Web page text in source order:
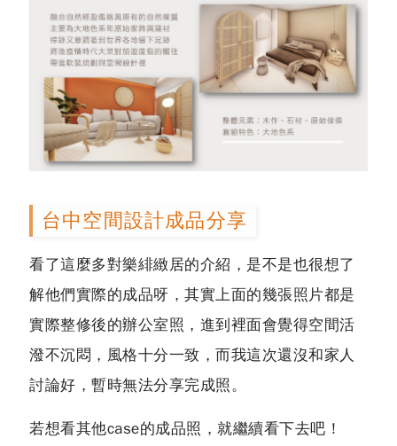
台中空間設計成品分享
看了這麼多對樂緋緻居的介紹，是不是也很想了
解他們實際的成品呀，其實上面的幾張照片都是
實際整修後的辦公室照，進到裡面會覺得空間活
潑不沉悶，風格十分一致，而我這次還沒和家人
討論好，暫時無法分享完成照。
若想看其他case的成品照，就繼續看下去吧！